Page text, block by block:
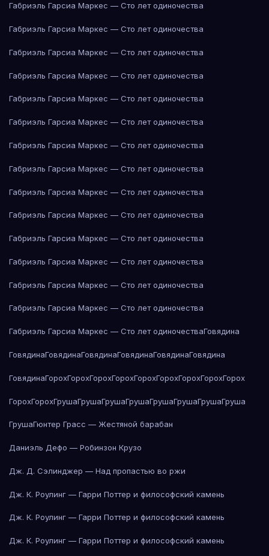
Габриэль Гарсиа Маркес — Сто лет одиночества
Габриэль Гарсиа Маркес — Сто лет одиночества
Габриэль Гарсиа Маркес — Сто лет одиночества
Габриэль Гарсиа Маркес — Сто лет одиночества
Габриэль Гарсиа Маркес — Сто лет одиночества
Габриэль Гарсиа Маркес — Сто лет одиночества
Габриэль Гарсиа Маркес — Сто лет одиночества
Габриэль Гарсиа Маркес — Сто лет одиночества
Габриэль Гарсиа Маркес — Сто лет одиночества
Габриэль Гарсиа Маркес — Сто лет одиночества
Габриэль Гарсиа Маркес — Сто лет одиночества
Габриэль Гарсиа Маркес — Сто лет одиночества
Габриэль Гарсиа Маркес — Сто лет одиночества
Габриэль Гарсиа Маркес — Сто лет одиночества
Габриэль Гарсиа Маркес — Сто лет одиночестваГовядина
ГовядинаГовядинаГовядинаГовядинаГовядинаГовядина
ГовядинаГорохГорохГорохГорохГорохГорохГорохГорохГорох
ГорохГорохГрушаГрушаГрушаГрушаГрушаГрушаГрушаГруша
ГрушаГюнтер Грасс — Жестяной барабан
Даниэль Дефо — Робинзон Крузо
Дж. Д. Сэлинджер — Над пропастью во ржи
Дж. К. Роулинг — Гарри Поттер и философский камень
Дж. К. Роулинг — Гарри Поттер и философский камень
Дж. К. Роулинг — Гарри Поттер и философский камень